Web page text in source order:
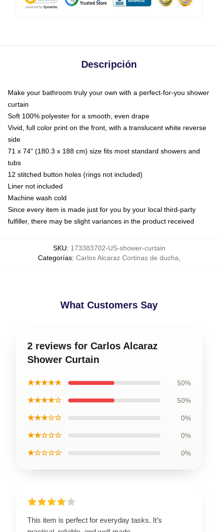
Descripción
Make your bathroom truly your own with a perfect-for-you shower
curtain
Soft 100% polyester for a smooth, even drape
Vivid, full color print on the front, with a translucent white reverse
side
71 x 74" (180.3 x 188 cm) size fits most standard showers and
tubs
12 stitched button holes (rings not included)
Liner not included
Machine wash cold
Since every item is made just for you by your local third-party
fulfiller, there may be slight variances in the product received
SKU: 173383702-US-shower-curtain
Categorías: Carlos Alcaraz Cortinas de ducha
What Customers Say
2 reviews for Carlos Alcaraz
Shower Curtain
★★★★★ 50%
★★★★☆ 50%
★★★☆☆ 0%
★★☆☆☆ 0%
★☆☆☆☆ 0%
This item is perfect for everyday tasks. It’s